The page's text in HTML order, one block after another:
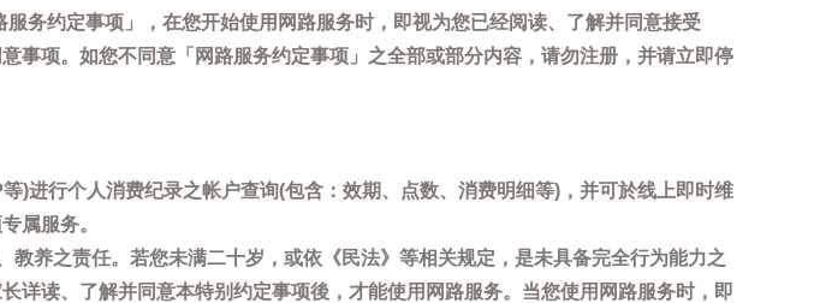
务约定事项」，在您开始使用网路服务时，即视为您已经阅读、了解并同意接受
事项。如您不同意「网路服务约定事项」之全部或部分内容，请勿注册，并请立即停
)进行个人消费纪录之帐户查询(包含：效期、点数、消费明细等)，并可於线上即时维
属服务。
养之责任。若您未满二十岁，或依《民法》等相关规定，是未具备完全行为能力之
详读、了解并同意本特别约定事项後，才能使用网路服务。当您使用网路服务时，即